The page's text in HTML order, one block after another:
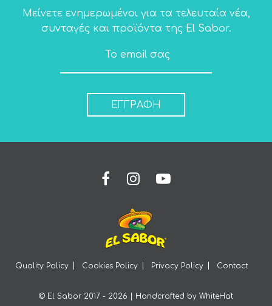
Μείνετε ενημερωμένοι για τα τελευταία νέα,
συνταγές και προϊόντα της El Sabor.
ΕΓΓΡΑΦΗ
Quality Policy Cookies Policy Privacy Policy Contact
© El Sabor 2017 - 2026 | Handcrafted by WhiteHat